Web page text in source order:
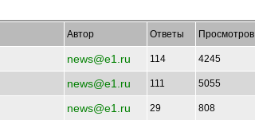
Автор Ответы Просмотров
news@e1.ru 114 4245
news@e1.ru 111 5055
news@e1.ru 29 808